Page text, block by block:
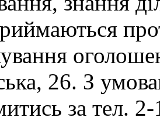
26. З
за тел.